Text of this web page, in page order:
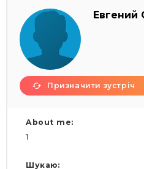
Евгений
Призначити зустріч
About me:
1
Шукаю: